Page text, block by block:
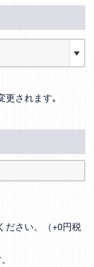
更されます｡
ださい。（+0円税